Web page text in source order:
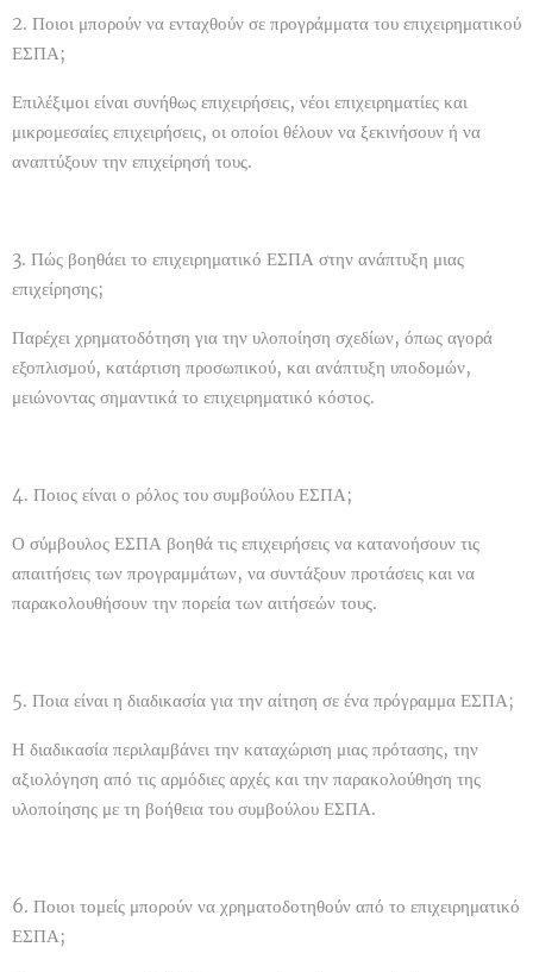
2. Ποιοι μπορούν να ενταχθούν σε προγράμματα του επιχειρηματικού
ΕΣΠΑ;
Επιλέξιμοι είναι συνήθως επιχειρήσεις, νέοι επιχειρηματίες και
μικρομεσαίες επιχειρήσεις, οι οποίοι θέλουν να ξεκινήσουν ή να
αναπτύξουν την επιχείρησή τους.
3. Πώς βοηθάει το επιχειρηματικό ΕΣΠΑ στην ανάπτυξη μιας
επιχείρησης;
Παρέχει χρηματοδότηση για την υλοποίηση σχεδίων, όπως αγορά
εξοπλισμού, κατάρτιση προσωπικού, και ανάπτυξη υποδομών,
μειώνοντας σημαντικά το επιχειρηματικό κόστος.
4. Ποιος είναι ο ρόλος του συμβούλου ΕΣΠΑ;
Ο σύμβουλος ΕΣΠΑ βοηθά τις επιχειρήσεις να κατανοήσουν τις
απαιτήσεις των προγραμμάτων, να συντάξουν προτάσεις και να
παρακολουθήσουν την πορεία των αιτήσεών τους.
5. Ποια είναι η διαδικασία για την αίτηση σε ένα πρόγραμμα ΕΣΠΑ;
Η διαδικασία περιλαμβάνει την καταχώριση μιας πρότασης, την
αξιολόγηση από τις αρμόδιες αρχές και την παρακολούθηση της
υλοποίησης με τη βοήθεια του συμβούλου ΕΣΠΑ.
6. Ποιοι τομείς μπορούν να χρηματοδοτηθούν από το επιχειρηματικό
ΕΣΠΑ;